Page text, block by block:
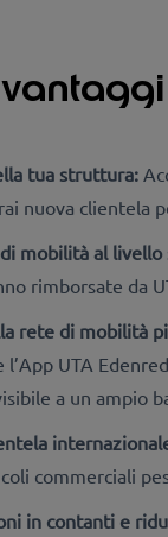
tua struttura:
nuova clientela
mobilità al livello
rimborsate da
rete di mobilità
l’App UTA
a un ampio
commerciali
in contanti e